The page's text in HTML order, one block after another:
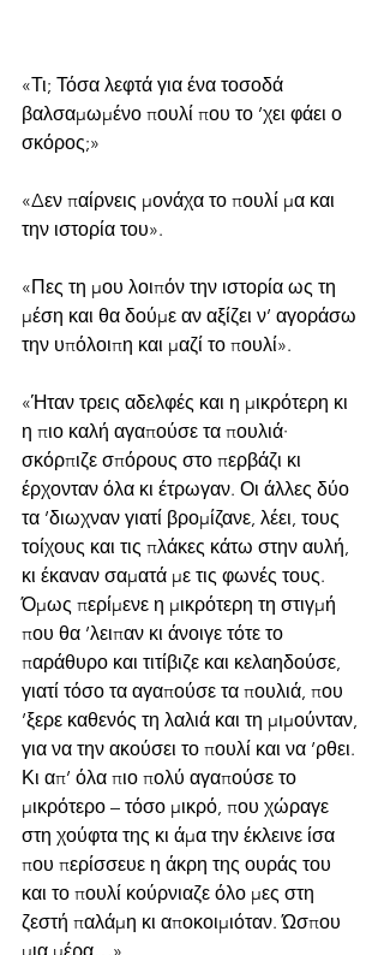
«Τι; Τόσα λεφτά για ένα τοσοδά
βαλσαμωμένο πουλί που το ’χει φάει ο
σκόρος;»
«Δεν παίρνεις μονάχα το πουλί μα και
την ιστορία του».
«Πες τη μου λοιπόν την ιστορία ως τη
μέση και θα δούμε αν αξίζει ν’ αγοράσω
την υπόλοιπη και μαζί το πουλί».
«Ήταν τρεις αδελφές και η μικρότερη κι
η πιο καλή αγαπούσε τα πουλιά·
σκόρπιζε σπόρους στο περβάζι κι
έρχονταν όλα κι έτρωγαν. Οι άλλες δύο
τα ’διωχναν γιατί βρομίζανε, λέει, τους
τοίχους και τις πλάκες κάτω στην αυλή,
κι έκαναν σαματά με τις φωνές τους.
Όμως περίμενε η μικρότερη τη στιγμή
που θα ’λειπαν κι άνοιγε τότε το
παράθυρο και τιτίβιζε και κελαηδούσε,
γιατί τόσο τα αγαπούσε τα πουλιά, που
’ξερε καθενός τη λαλιά και τη μιμούνταν,
για να την ακούσει το πουλί και να ’ρθει.
Κι απ’ όλα πιο πολύ αγαπούσε το
μικρότερο – τόσο μικρό, που χώραγε
στη χούφτα της κι άμα την έκλεινε ίσα
που περίσσευε η άκρη της ουράς του
και το πουλί κούρνιαζε όλο μες στη
ζεστή παλάμη κι αποκοιμιόταν. Ώσπου